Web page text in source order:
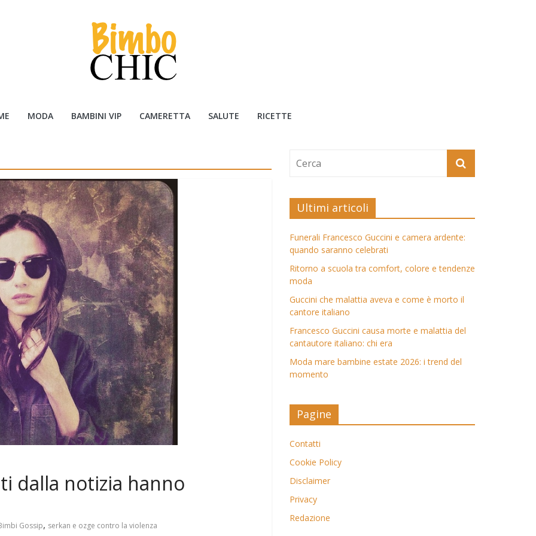
MODA BAMBINI VIP CAMERETTA SALUTE RICETTE
dalla notizia hanno
Gossip, serkan e ozge contro la violenza
Ultimi articoli
Funerali Francesco Guccini e camera ardente:
quando saranno celebrati
Ritorno a scuola tra comfort, colore e tendenze
moda
Guccini che malattia aveva e come è morto il
cantore italiano
Francesco Guccini causa morte e malattia del
cantautore italiano: chi era
Moda mare bambine estate 2026: i trend del
momento
Pagine
Contatti
Cookie Policy
Disclaimer
Privacy
Redazione